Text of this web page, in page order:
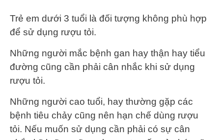
Trẻ em dưới 3 tuổi là đối tượng không phù hợp
để sử dụng rượu tỏi.
Những người mắc bệnh gan hay thận hay tiểu
đường cũng cần phải cân nhắc khi sử dụng
rượu tỏi.
Những người cao tuổi, hay thường gặp các
bệnh tiêu chảy cũng nên hạn chế dùng rượu
tỏi. Nếu muốn sử dụng cần phải có sự cân